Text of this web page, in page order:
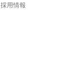
採用情報